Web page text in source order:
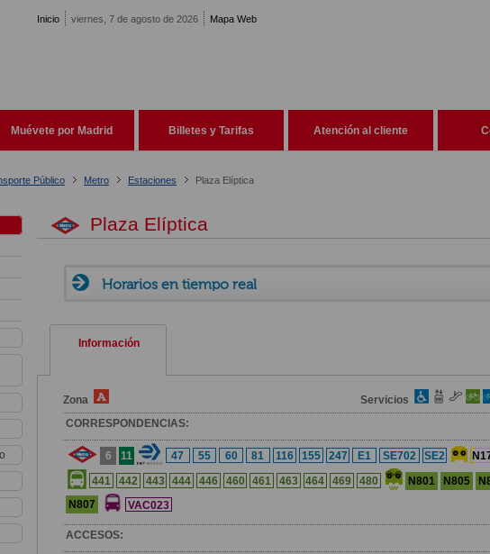
Inicio viernes, 7 de agosto de 2026 Mapa Web
Muévete por Madrid Billetes y Tarifas Atención al cliente
Público Metro Estaciones Plaza Elíptica
Plaza Elíptica
Horarios en tiempo real
Información
Zona
Servicios
CORRESPONDENCIAS:
6 11 47 55 60 81 116 155 247 E1 SE702 SE2
441
442 443 444 446 460 461 463 464 469 480 N801 N805
N807
VAC023
ACCESOS: